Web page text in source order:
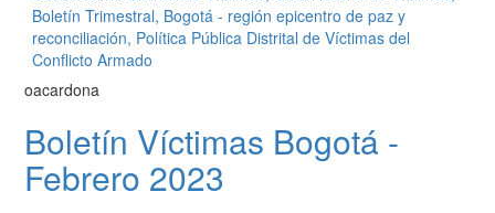
Boletín Trimestral, Bogotá - región epicentro de paz y
reconciliación, Política Pública Distrital de Víctimas del
Conflicto Armado
oacardona
Boletín Víctimas Bogotá -
Febrero 2023